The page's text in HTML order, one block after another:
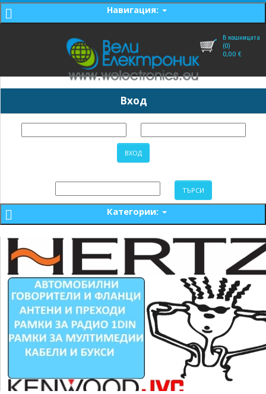
Навигация:
В кошницата
(0)
0,00 €
Вход
Категории: